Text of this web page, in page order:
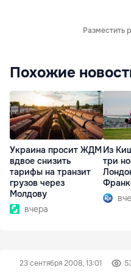
Разместить
Похожие
Украина просит ЖДМ
вдвое снизить
тарифы на транзит
грузов через
Молдову
вчера
Из
три
23 сентября 2008, 13:01